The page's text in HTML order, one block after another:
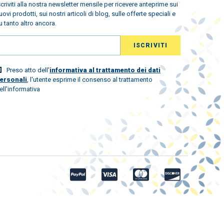
alla nostra newsletter mensile per ricevere anteprime sui
prodotti, sui nostri articoli di blog, sulle offerte speciali e
tanto altro ancora.
Preso atto dell'informativa al trattamento dei dati
, l'utente esprime il consenso al trattamento